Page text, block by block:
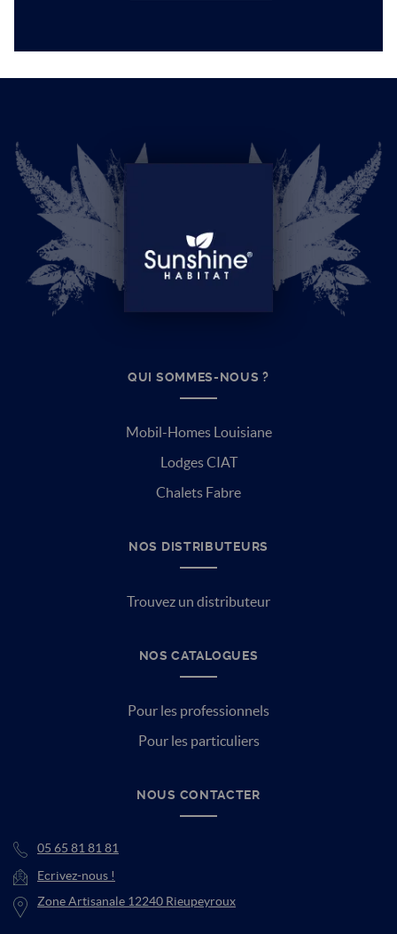
QUI SOMMES-NOUS ?
Mobil-Homes Louisiane
Lodges CIAT
Chalets Fabre
NOS DISTRIBUTEURS
Trouvez un distributeur
NOS CATALOGUES
Pour les professionnels
Pour les particuliers
NOUS CONTACTER
05 65 81 81 81
Ecrivez-nous !
Zone Artisanale 12240 Rieupeyroux